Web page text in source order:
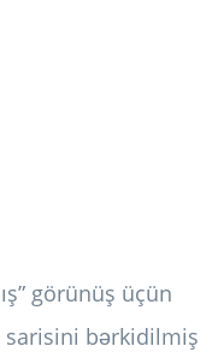
görünüş üçün
sarisini bərkidilmiş